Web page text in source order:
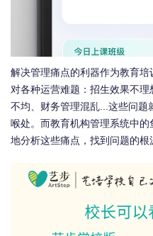
解决管理痛点的利器作为教育
对各种运营难题：招生效果不
不均、财务管理混乱...这些问题
喉处。而教育机构管理系统中
地分析这些痛点，找到问题的根